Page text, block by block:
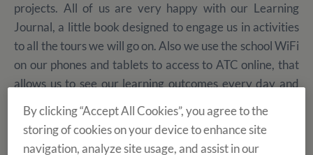
projects. All of us are very happy with our Learning
Journal, a little book designed to engage us in activities
to all the tours we will go on. Also we use the school WiFi
on our phones and tablets to access to ATC online, that
allows us to see our learning outcomes every day and
By clicking “Accept All Cookies”, you agree to the
storing of cookies on your device to enhance site
navigation, analyze site usage, and assist in our